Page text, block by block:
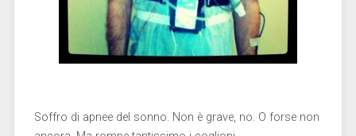
Soffro di apnee del sonno. Non è grave, no. O forse non